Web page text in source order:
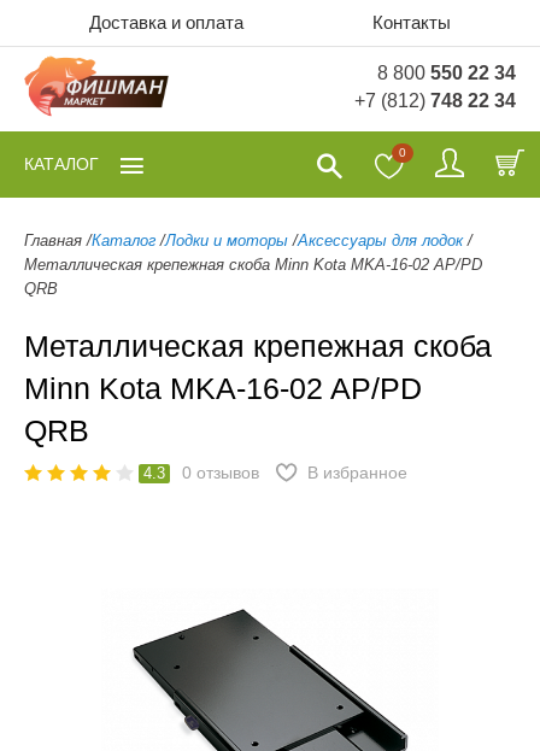
Доставка и оплата Контакты
8 800 550 22 34
+7 (812) 748 22 34
0
КАТАЛОГ
Главная /Каталог /Лодки и моторы /Аксессуары для лодок /
Металлическая крепежная скоба Minn Kota MKA-16-02 AP/PD
QRB
Металлическая крепежная скоба
Minn Kota MKA-16-02 AP/PD
QRB
4.3 0 отзывов В избранное